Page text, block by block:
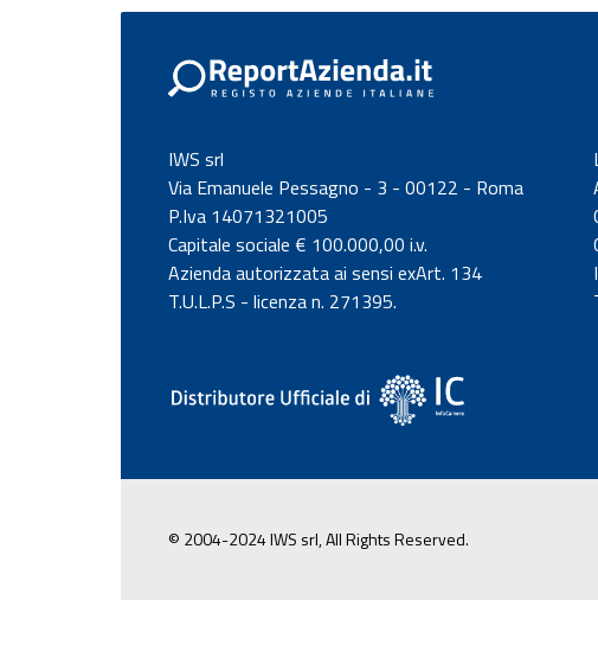
IWS srl
Via Emanuele Pessagno - 3 - 00122 - Roma
P.Iva 14071321005
Capitale sociale € 100.000,00 i.v.
Azienda autorizzata ai sensi exArt. 134
T.U.L.P.S - licenza n. 271395.
© 2004-2024 IWS srl, All Rights Reserved.